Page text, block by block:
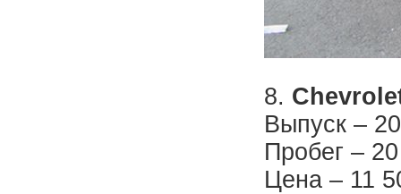
8.
Выпуск –
Пробег –
Цена – 11